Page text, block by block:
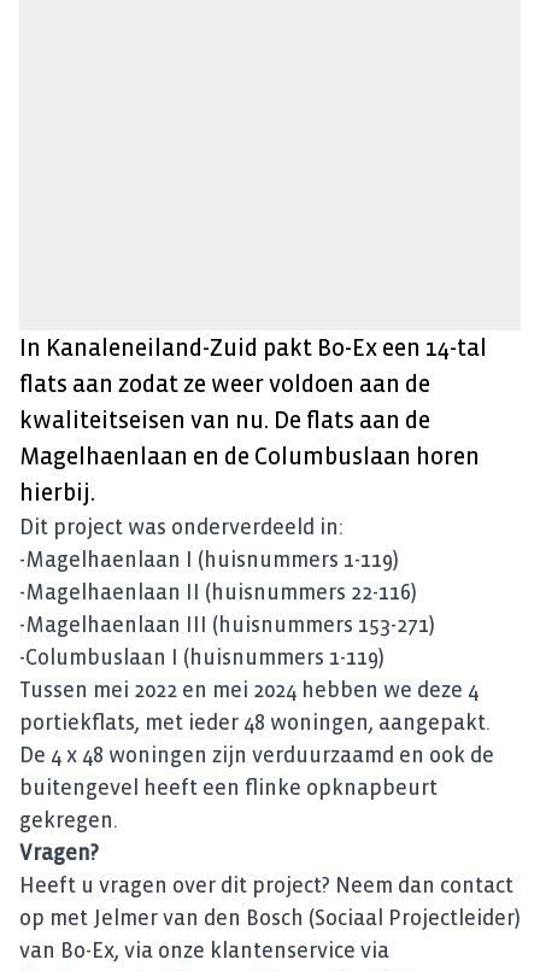
In Kanaleneiland-Zuid pakt Bo-Ex een 14-tal
flats aan zodat ze weer voldoen aan de
kwaliteitseisen van nu. De flats aan de
Magelhaenlaan en de Columbuslaan horen
hierbij.
Dit project was onderverdeeld in:
-Magelhaenlaan I (huisnummers 1-119)
-Magelhaenlaan II (huisnummers 22-116)
-Magelhaenlaan III (huisnummers 153-271)
-Columbuslaan I (huisnummers 1-119)
Tussen mei 2022 en mei 2024 hebben we deze 4
portiekflats, met ieder 48 woningen, aangepakt.
De 4 x 48 woningen zijn verduurzaamd en ook de
buitengevel heeft een flinke opknapbeurt
gekregen.
Vragen?
Heeft u vragen over dit project? Neem dan contact
op met Jelmer van den Bosch (Sociaal Projectleider)
van Bo-Ex, via onze klantenservice via